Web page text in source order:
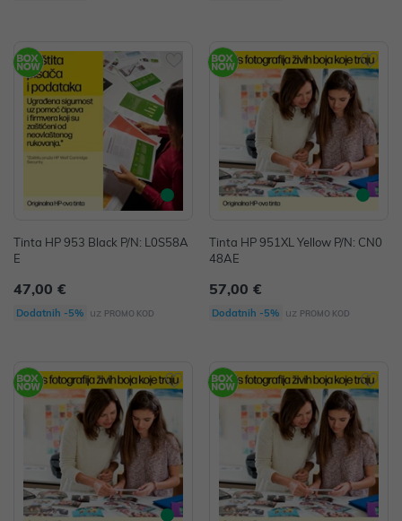
Tinta HP 953 Black P/N: L0S58A
E
47,00 €
Dodatnih -5% uz PROMO KOD
Tinta HP 951XL Yellow P/N: CN0
48AE
57,00 €
Dodatnih -5% uz PROMO KOD